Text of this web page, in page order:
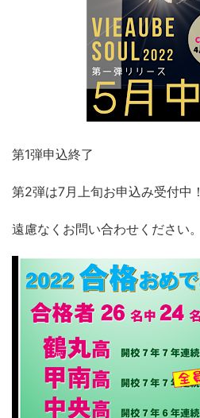
第1弾申込終了
第2弾は7月上旬お申込み受付中！
遠慮なくお問い合わせください。